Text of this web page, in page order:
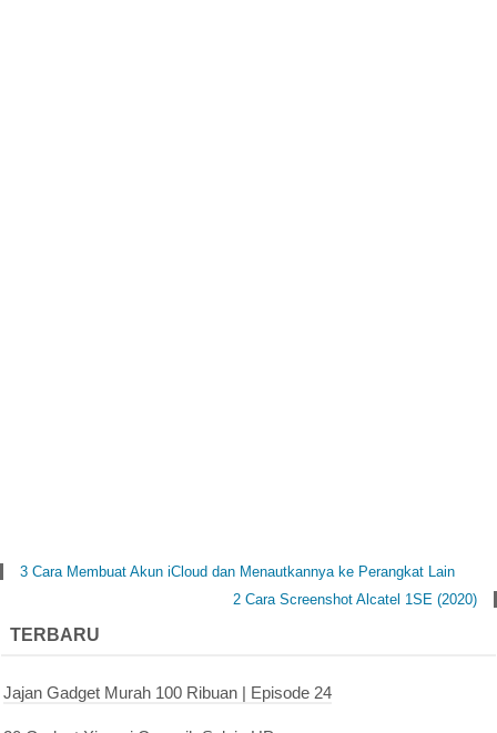
3 Cara Membuat Akun iCloud dan Menautkannya ke Perangkat Lain
2 Cara Screenshot Alcatel 1SE (2020)
TERBARU
Jajan Gadget Murah 100 Ribuan | Episode 24